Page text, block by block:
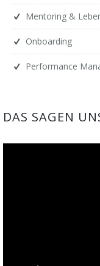
Mentoring &
Onboarding
Performance
DAS SAGEN